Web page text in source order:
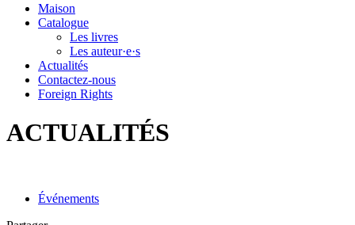
Maison
Catalogue
Les livres
Les auteur·e·s
Actualités
Contactez-nous
Foreign Rights
ACTUALITÉS
Événements